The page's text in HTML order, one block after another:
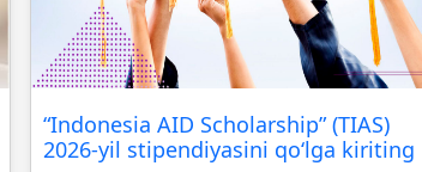
“Indonesia AID Scholarship” (TIAS)
2026-yil stipendiyasini qo‘lga kiriting